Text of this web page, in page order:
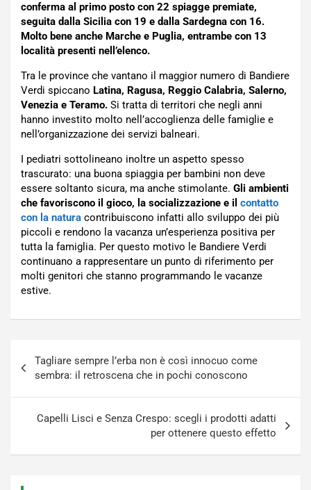
conferma al primo posto con 22 spiagge premiate,
seguita dalla Sicilia con 19 e dalla Sardegna con 16.
Molto bene anche Marche e Puglia, entrambe con 13
località presenti nell’elenco.
Tra le province che vantano il maggior numero di Bandiere
Verdi spiccano Latina, Ragusa, Reggio Calabria, Salerno,
Venezia e Teramo. Si tratta di territori che negli anni
hanno investito molto nell’accoglienza delle famiglie e
nell’organizzazione dei servizi balneari.
I pediatri sottolineano inoltre un aspetto spesso
trascurato: una buona spiaggia per bambini non deve
essere soltanto sicura, ma anche stimolante. Gli ambienti
che favoriscono il gioco, la socializzazione e il contatto
con la natura contribuiscono infatti allo sviluppo dei più
piccoli e rendono la vacanza un’esperienza positiva per
tutta la famiglia. Per questo motivo le Bandiere Verdi
continuano a rappresentare un punto di riferimento per
molti genitori che stanno programmando le vacanze
estive.
articoli
Tagliare sempre l’erba non è così innocuo come
sembra: il retroscena che in pochi conoscono
Capelli Lisci e Senza Crespo: scegli i prodotti adatti
per ottenere questo effetto